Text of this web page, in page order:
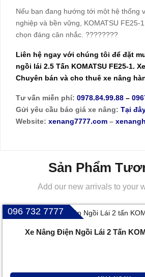
Nếu bạn đang hướng tới một hệ thống
nghiệp và bền vững, KOMATSU FE25-
chọn đáng cân nhắc. ????????
Liên hệ ngay với chúng tôi để đặt
ngồi lái 2.5 Tấn KOMATSU FE25-1.
Chuyên bán và cho thuê xe nâng
Tư vấn miễn phí: 0978.84.99.88 –
Gửi yêu cầu báo giá xe nâng: Tại
Website: xenang7777.com –
Sản Phẩm
Add our new arrivals to your
096 732 7777
Xe Nâng Điện Ngồi Lái 2 Tấn